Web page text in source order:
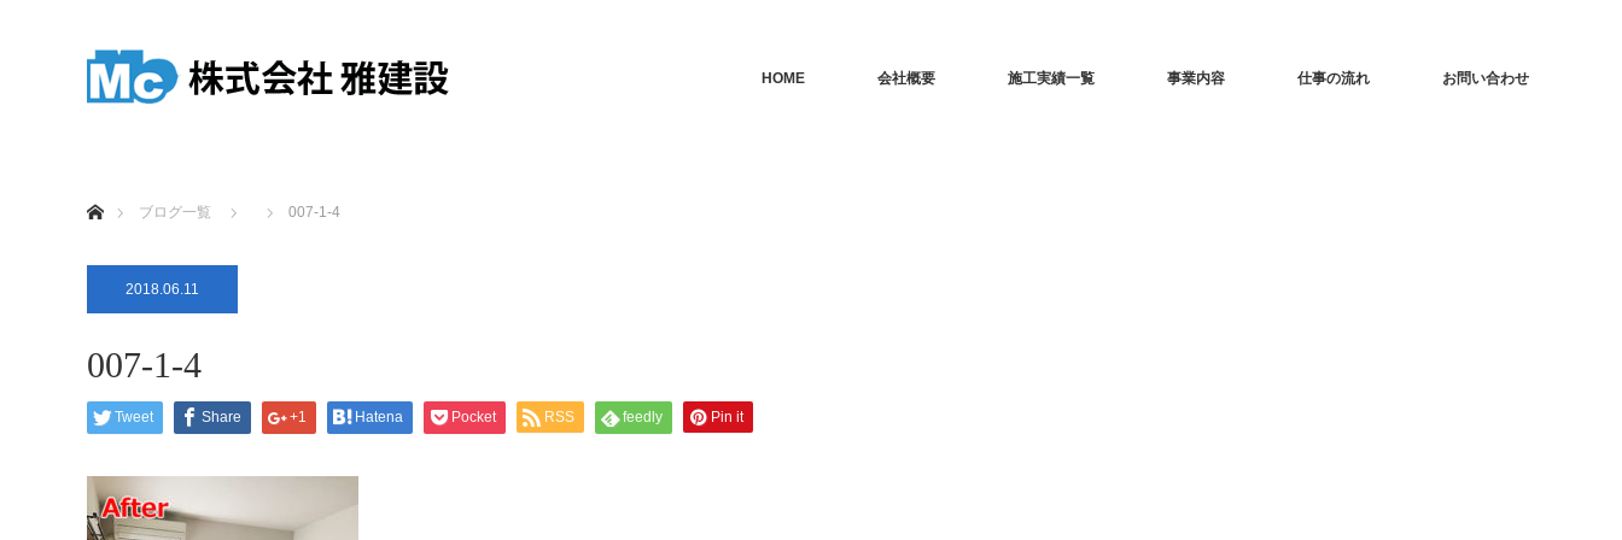
HOME 会社概要 施工実績一覧 事業内容 仕事の流れ お問い合わせ
ブログ一覧
007-1-4
2018.06.11
007-1-4
Tweet Share +1 Hatena Pocket RSS feedly Pin it